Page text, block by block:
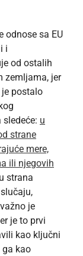
odnose sa EU
i
od ostalih
zemljama, jer
postalo
u
strane
mere,
ili njegovih
strana
je
je to prvi
kao ključni
ga kao